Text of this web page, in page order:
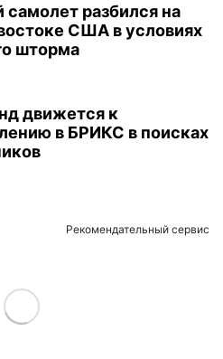
разбился на
США в условиях
шторма
движется к
в БРИКС в поисках
Рекомендательный сервис
More